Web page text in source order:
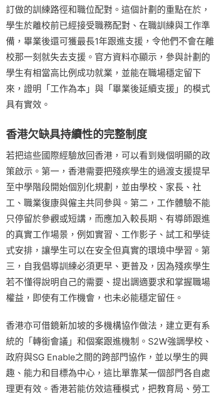
訂做的訓練路徑和職位配對。這個計劃的重點在於，
學生於離校前已經接受職務配對、在職訓練與工作準
備，畢業後還可獲最長1年跟進支援，令他們不會在離
校那一刻就失去支援。官方資料亦顯示，參與計劃的
學生有相當高比例成功就業，並能在職場穩定留下
來，證明「工作為本」與「畢業後延續支援」的模式
具有實效。
香港欠缺具持續性的完整制度
若把這些國際經驗放回香港，可以看到幾個明顯的政
策啟示。第一，香港需要把殘疾學生的過渡支援提早
至中學階段開始個別化規劃，並由學校、家長、社
工、職業復康與僱主共同參與。第二，工作體驗不能
只停留於參觀或短講，而應加入較長期、有導師跟進
的真實工作場景，例如實習、工作影子、試工和學徒
式安排，讓學生可以在安全但真實的環境中學習。第
三，自我倡導訓練必須更早、更普及，因為殘疾學生
若不懂得說明自己的需要、提出調適要求和掌握職場
權益，即使有工作機會，也未必能穩定留任。
香港亦可借鏡新加坡的多機構協作做法，建立更有系
統的「轉銜會議」和個案跟進機制。S2W強調學校、
政府與SG Enable之間的跨部門協作，並以學生的興
趣、能力和目標為中心，這比單靠某一個部門各自處
理更有效。香港若能仿效這種模式，把教育局、勞工